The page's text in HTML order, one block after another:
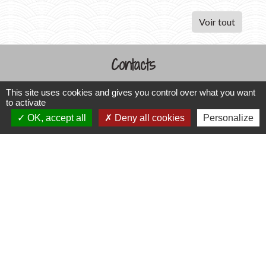
Voir tout
Contacts
Commune de Varennes
37600 Varennes - FRANCE
+33 2 47 59 04 32
This site uses cookies and gives you control over what you want
to activate
OK, accept all
Deny all cookies Personalize